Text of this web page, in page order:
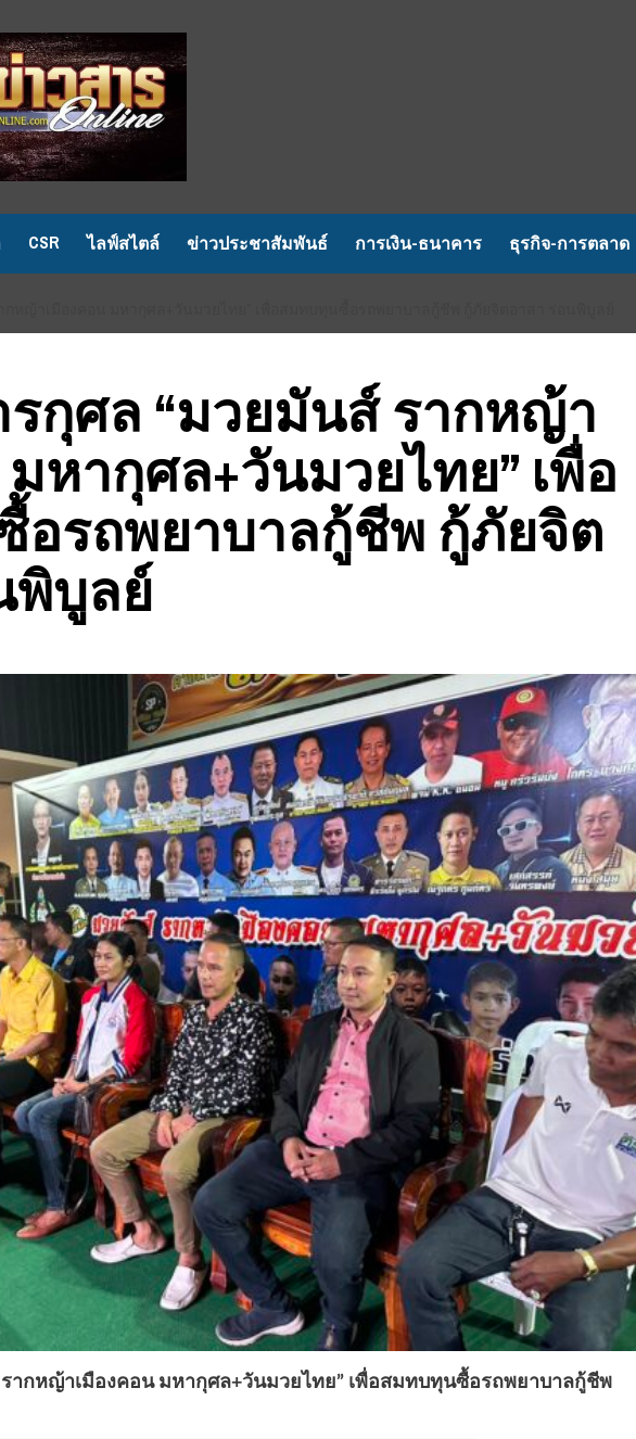
CSR ไลฟ์สไตล์ ข่าวประชาสัมพันธ์ การเงิน-ธนาคาร ธุรกิจ-การตลาด
กุศล “มวยมันส์ รากหญ้า
หากุศล+วันมวยไทย” เพื่อ
รถพยาบาลกู้ชีพ กู้ภัยจิต
พิบูลย์
ากหญ้าเมืองคอน มหากุศล+วันมวยไทย” เพื่อสมทบทุนซื้อรถพยาบาลกู้ชีพ